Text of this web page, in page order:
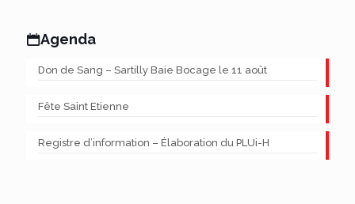
Agenda
Don de Sang – Sartilly Baie Bocage le 11 août
Fête Saint Etienne
Registre d’information – Élaboration du PLUi-H